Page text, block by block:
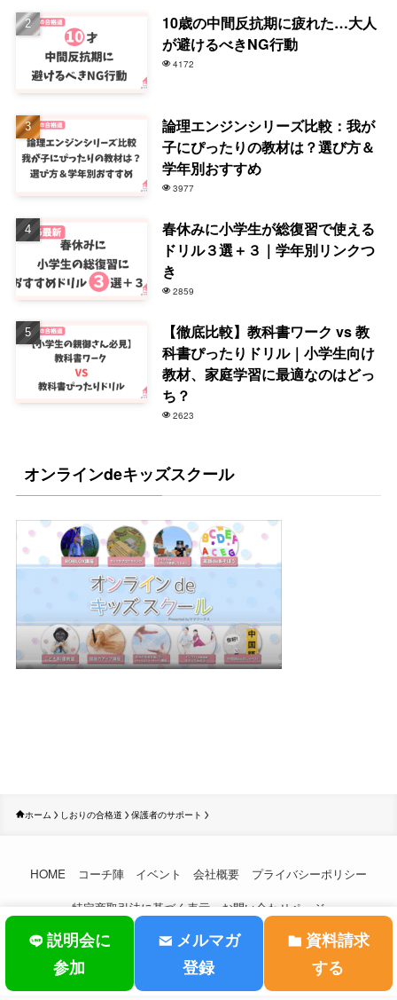
10歳の中間反抗期に疲れた…大人
が避けるべきNG行動
4172
論理エンジンシリーズ比較：我が
子にぴったりの教材は？選び方＆
学年別おすすめ
3977
春休みに小学生が総復習で使える
ドリル３選＋３｜学年別リンクつ
き
2859
【徹底比較】教科書ワーク vs 教
科書ぴったりドリル｜小学生向け
教材、家庭学習に最適なのはどっ
ち？
2623
オンラインdeキッズスクール
説明会に
参加
メルマガ
登録
資料請求
する
ホーム しおりの合格道 保護者のサポート
HOME コーチ陣 イベント 会社概要
プライバシーポリシー
特定商取引法に基づく表示
お問い合わせページ
おうち受験コーチング.